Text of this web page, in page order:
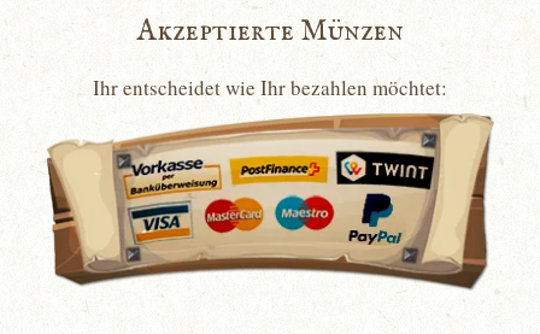
Akzeptierte Münzen
Ihr entscheidet wie Ihr bezahlen möchtet: